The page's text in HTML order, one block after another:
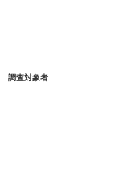
調査対象者